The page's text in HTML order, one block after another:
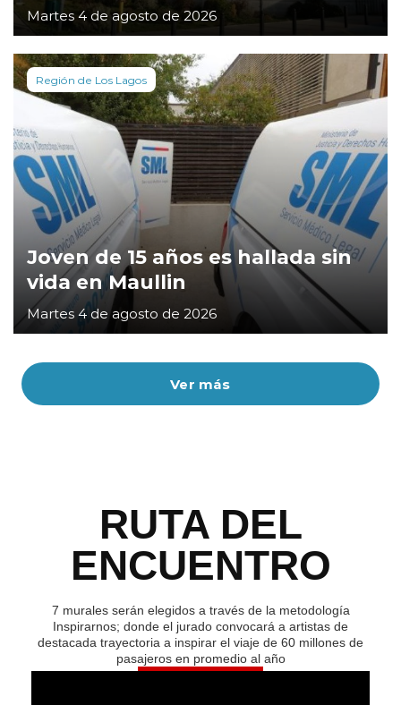
Ver más
Martes 4 de agosto de 2026
Región de Los Lagos
Joven de 15 años es hallada sin
vida en Maullin
Martes 4 de agosto de 2026
RUTA DEL
ENCUENTRO
7 murales serán elegidos a través de la metodología
Inspirarnos; donde el jurado convocará a artistas de
destacada trayectoria a inspirar el viaje de 60 millones de
pasajeros en promedio al año